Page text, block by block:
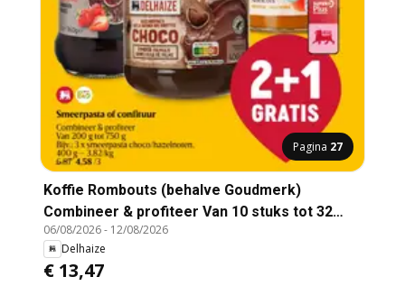
Pagina 27
Koffie Rombouts (behalve Goudmerk)
Combineer & profiteer Van 10 stuks tot 32
stuks, 250 g of 500 g Bijv.: 5 x filters dessert,
10 stuks - 0,27/stuk 22,45 13,47 /5, Koffie
Rombouts
06/08/2026- 12/08/2026
Delhaize
€ 13,47